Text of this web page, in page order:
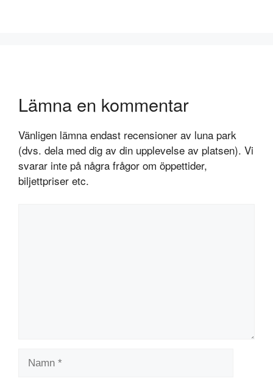
Lämna en kommentar
Vänligen lämna endast recensioner av luna park
(dvs. dela med dig av din upplevelse av platsen). Vi
svarar inte på några frågor om öppettider,
biljettpriser etc.
Namn